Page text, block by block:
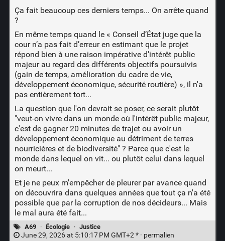
Ça fait beaucoup ces derniers temps... On arrête quand
?
En même temps quand le « Conseil d’État juge que la
cour n’a pas fait d’erreur en estimant que le projet
répond bien à une raison impérative d’intérêt public
majeur au regard des différents objectifs poursuivis
(gain de temps, amélioration du cadre de vie,
développement économique, sécurité routière) », il n'a
pas entièrement tort...
La question que l'on devrait se poser, ce serait plutôt
"veut-on vivre dans un monde où l'intérêt public majeur,
c'est de gagner 20 minutes de trajet ou avoir un
développement économique au détriment de terres
nourricières et de biodiversité" ? Parce que c'est le
monde dans lequel on vit... ou plutôt celui dans lequel
on meurt...
Et je ne peux m'empêcher de pleurer par avance quand
on découvrira dans quelques années que tout ça n'a été
possible que par la corruption de nos décideurs... Mais
le mal aura été fait...
A69 · Écologie · Justice
June 29, 2026 at 5:10:17 PM GMT+2 * · permalien